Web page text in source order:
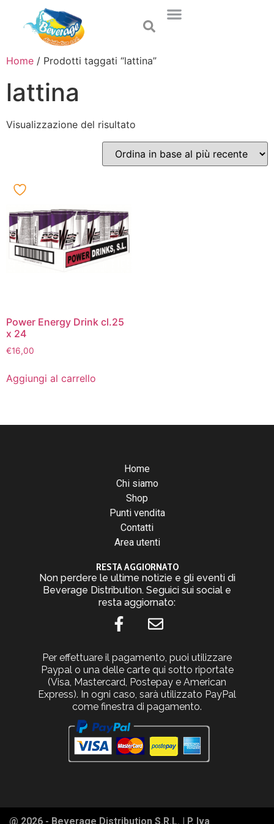
Home / Prodotti taggati “lattina”
lattina
Visualizzazione del risultato
Power Energy Drink cl.25
x 24
€16,00
Aggiungi al carrello
Home
Chi siamo
Shop
Punti vendita
Contatti
Area utenti
RESTA AGGIORNATO
Non perdere le ultime notizie e gli eventi di
Beverage Distribution. Seguici sui social e
resta aggiornato:
Per effettuare il pagamento, puoi utilizzare
Paypal o una delle carte qui sotto riportate
(Visa, Mastercard, Postepay e American
Express). In ogni caso, sarà utilizzato PayPal
come finestra di pagamento.
@ 2026 - Beverage Distribution S.R.L. | P. Iva